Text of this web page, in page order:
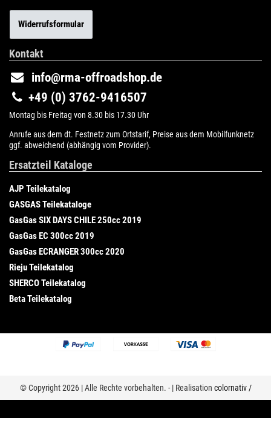
Widerrufsformular
Kontakt
info@rma-offroadshop.de
+49 (0) 3762-9416507
Montag bis Freitag von 8.30 bis 17.30 Uhr
Anrufe aus dem dt. Festnetz zum Ortstarif, Preise aus dem Mobilfunknetz
ggf. abweichend (abhängig vom Provider).
Ersatzteil Kataloge
AJP Teilekatalog
GASGAS Teilekataloge
GasGas SIX DAYS CHILE 250cc 2019
GasGas EC 300cc 2019
GasGas ECRANGER 300cc 2020
Rieju Teilekatalog
SHERCO Teilekatalog
Beta Teilekatalog
© Copyright 2026 | Alle Rechte vorbehalten. - | Realisation colornativ /